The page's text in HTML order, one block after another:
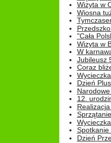
Wizyta w
Wiosna
"Cała
Wizyta w
W
Jubileusz
Coraz
Dzień
12.
Spotkanie
Dzień